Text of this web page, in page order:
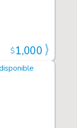
$1,000